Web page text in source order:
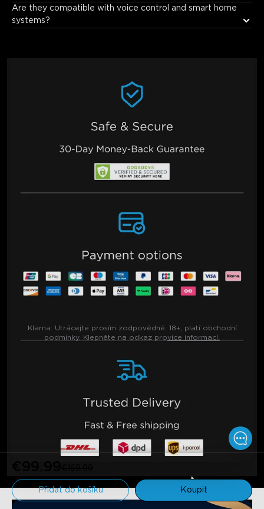
Přidat do košíku Koupit
Are they compatible with voice control and smart home
systems?
Klarna: Utrácejte prosím zodpovědně. 18+, platí obchodní
podmínky. Klepněte na odkaz províce informací.